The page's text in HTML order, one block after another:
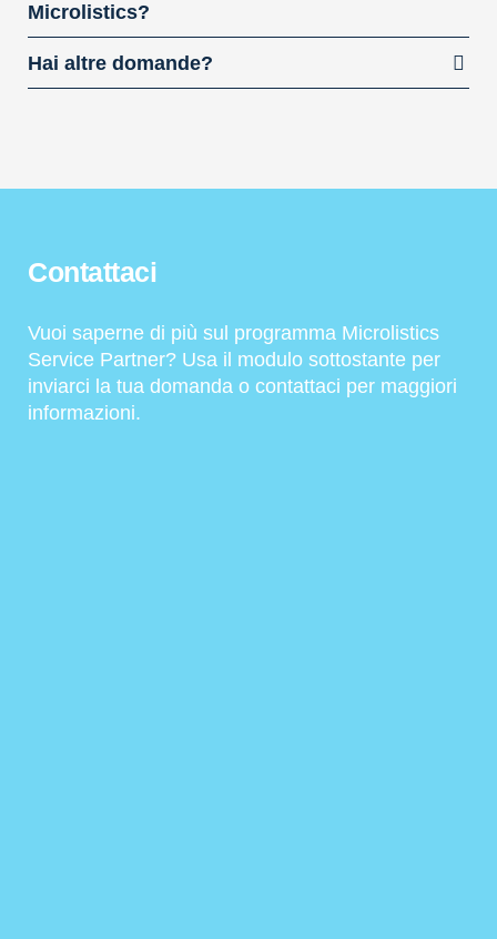
Microlistics?
Hai altre domande?
Contattaci
Vuoi saperne di più sul programma Microlistics
Service Partner? Usa il modulo sottostante per
inviarci la tua domanda o contattaci per maggiori
informazioni.